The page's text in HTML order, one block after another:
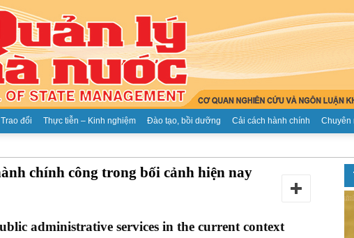
đổi Thực tiễn – Kinh nghiệm Đào tạo, bồi dưỡng Cải cách hành chính Chuyên
chính công trong bối cảnh hiện nay
administrative services in the current context